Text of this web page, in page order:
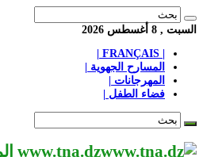
السبت , 8 أغسطس 2026
المسارح الجهوية |
المهرجانات |
فضاء الطفل |
www.tna.dz المسرح الوطني الجزائري مؤسسة ثقافية عريقة تابعة لوزارة الثقافة-الجزائر، يحمل اسم العميد «محي الدين بشطارزي».